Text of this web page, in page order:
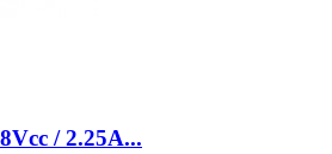
/ 2.25A...